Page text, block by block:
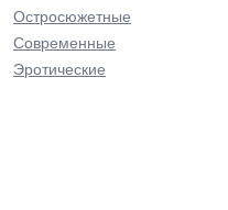
Остросюжетные
Современные
Эротические